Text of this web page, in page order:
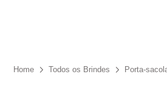
Home Todos os Brindes Porta-
sua privacidade, utilizaremos seus
de marketing. Você pode alterar